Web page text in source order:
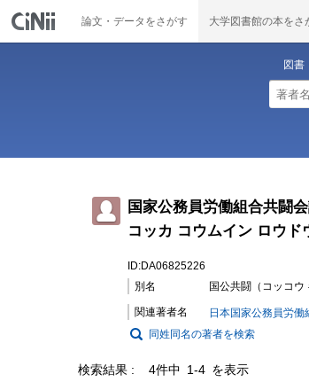
論文・データをさがす 大学図書館の本をさ
図書
国家公務員労働組合共闘
コッカ コウムイン ロウ
ID:DA06825226
別名
国公共闘（コッコウ
関連著者名
日本国家公務員労働
同姓同名の著者を検索
検索結果 4件中 1-4 を表示